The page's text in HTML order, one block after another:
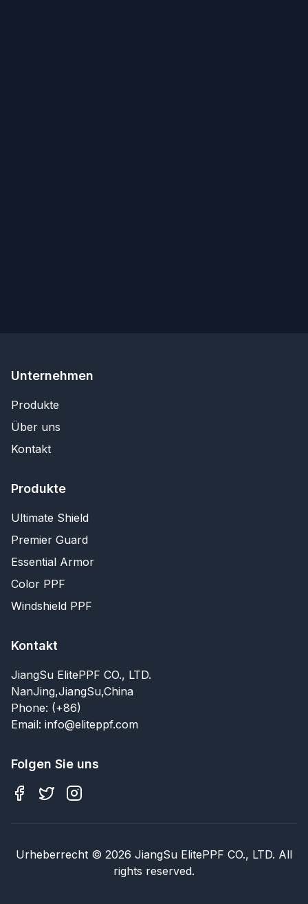
Unternehmen
Produkte
Über uns
Kontakt
Produkte
Ultimate Shield
Premier Guard
Essential Armor
Color PPF
Windshield PPF
Kontakt
JiangSu ElitePPF CO., LTD.
NanJing,JiangSu,China
Phone: (+86)
Email: info@eliteppf.com
Folgen Sie uns
Urheberrecht © 2026 JiangSu ElitePPF CO., LTD. All
rights reserved.